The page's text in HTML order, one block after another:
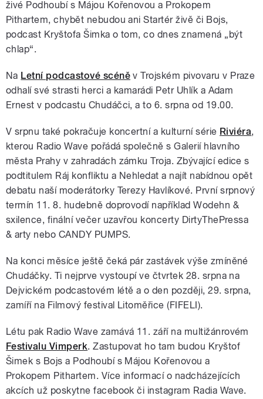
živé Podhoubí s Májou Kořenovou a Prokopem
Pithartem, chybět nebudou ani Startér živě či Bojs,
podcast Kryštofa Šimka o tom, co dnes znamená „být
chlap“.
Na Letní podcastové scéně v Trojském pivovaru v Praze
odhalí své strasti herci a kamarádi Petr Uhlík a Adam
Ernest v podcastu Chudáčci, a to 6. srpna od 19.00.
V srpnu také pokračuje koncertní a kulturní série Riviéra,
kterou Radio Wave pořádá společně s Galerií hlavního
města Prahy v zahradách zámku Troja. Zbývající edice s
podtitulem Ráj konfliktu a Nehledat a najít nabídnou opět
debatu naší moderátorky Terezy Havlíkové. První srpnový
termín 11. 8. hudebně doprovodí například Wodehn &
sxilence, finální večer uzavřou koncerty DirtyThePressa
& arty nebo CANDY PUMPS.
Na konci měsíce ještě čeká pár zastávek výše zmíněné
Chudáčky. Ti nejprve vystoupí ve čtvrtek 28. srpna na
Dejvickém podcastovém létě a o den později, 29. srpna,
zamíří na Filmový festival Litoměřice (FIFELI).
Létu pak Radio Wave zamává 11. září na multižánrovém
Festivalu Vimperk. Zastupovat ho tam budou Kryštof
Šimek s Bojs a Podhoubí s Májou Kořenovou a
Prokopem Pithartem. Více informací o nadcházejících
akcích už poskytne facebook či instagram Radia Wave.